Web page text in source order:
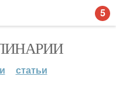
статьи
5